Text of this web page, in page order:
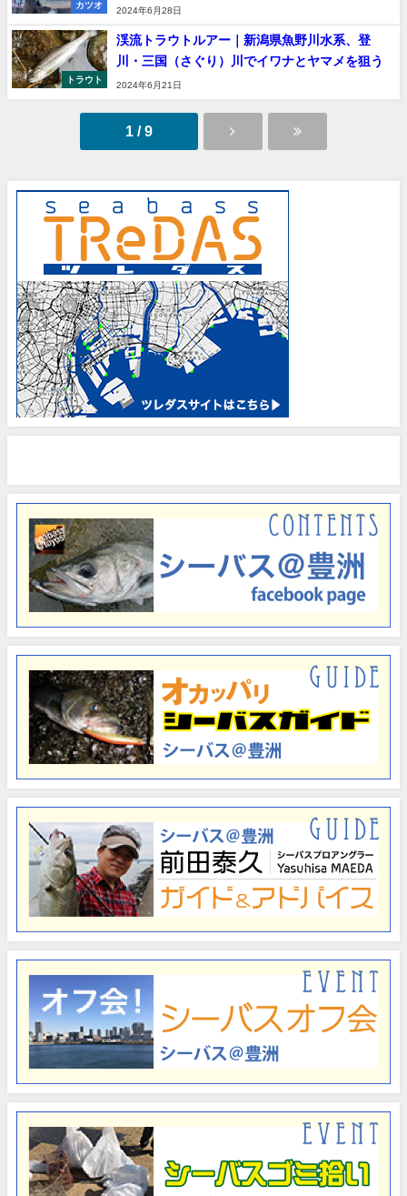
カツオ
2024年6月28日
トラウト
渓流トラウトルアー｜新潟県魚野川水系、登
川・三国（さぐり）川でイワナとヤマメを狙う
2024年6月21日
1 / 9